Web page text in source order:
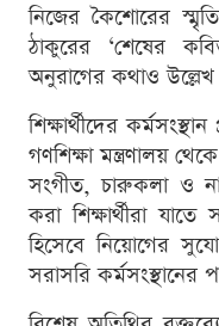
নিজের কৈশোরের
ঠাকুরের ‘শেষের
অনুরাগের কথাও
শিক্ষার্থীদের
গণশিক্ষা মন্ত্রণালয়
সংগীত, চারুকলা ও
করা শিক্ষার্থীরা
হিসেবে নিয়োগের
সরাসরি